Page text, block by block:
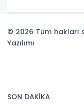
© 2026 Tüm hakları
Yazılımı
SON DAKİKA